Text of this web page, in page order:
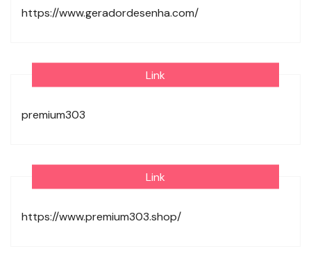
https://www.geradordesenha.com/
Link
premium303
Link
https://www.premium303.shop/